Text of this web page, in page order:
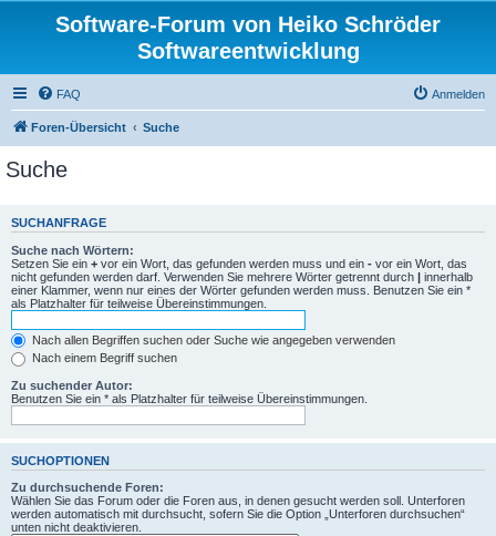
Software-Forum von Heiko Schröder
Softwareentwicklung
FAQ Anmelden
Foren-Übersicht Suche
Suche
SUCHANFRAGE
Suche nach Wörtern:
Setzen Sie ein + vor ein Wort, das gefunden werden muss und ein - vor ein Wort, das
nicht gefunden werden darf. Verwenden Sie mehrere Wörter getrennt durch | innerhalb
einer Klammer, wenn nur eines der Wörter gefunden werden muss. Benutzen Sie ein *
als Platzhalter für teilweise Übereinstimmungen.
Nach allen Begriffen suchen oder Suche wie angegeben verwenden
Nach einem Begriff suchen
Zu suchender Autor:
Benutzen Sie ein * als Platzhalter für teilweise Übereinstimmungen.
SUCHOPTIONEN
Zu durchsuchende Foren:
Wählen Sie das Forum oder die Foren aus, in denen gesucht werden soll. Unterforen
werden automatisch mit durchsucht, sofern Sie die Option „Unterforen durchsuchen“
unten nicht deaktivieren.